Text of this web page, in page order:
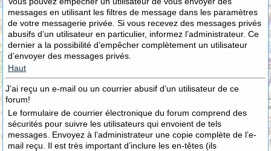
messages en utilisant les filtres de message dans les paramètres
de votre messagerie privée. Si vous recevez des messages privés
abusifs d’un utilisateur en particulier, informez l’administrateur. Ce
dernier a la possibilité d’empêcher complètement un utilisateur
d’envoyer des messages privés.
Haut
J’ai reçu un e-mail ou un courrier abusif d’un utilisateur de ce
forum!
Le formulaire de courrier électronique du forum comprend des
sécurités pour suivre les utilisateurs qui envoient de tels
messages. Envoyez à l’administrateur une copie complète de l’e-
mail reçu. Il est très important d’inclure les en-têtes (ils